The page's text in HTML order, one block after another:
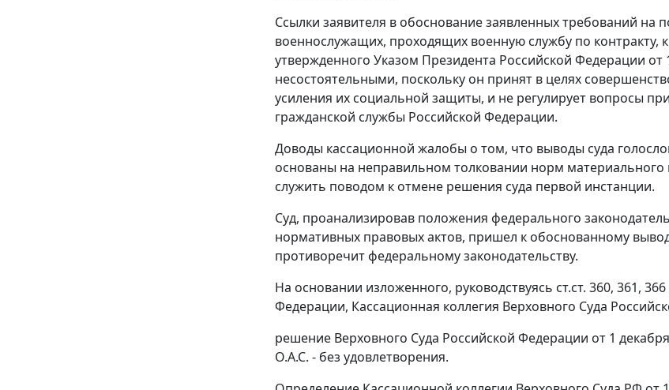
Ссылки заявителя в обоснование заявленных требований на
военнослужащих, проходящих военную службу по
утвержденного Указом Президента Российской Федерации от
несостоятельными, поскольку он принят в целях
усиления их социальной защиты, и не регулирует вопросы
гражданской службы Российской Федерации.
Доводы кассационной жалобы о том, что выводы суда
основаны на неправильном толковании норм
служить поводом к отмене решения суда первой инстанции.
Суд, проанализировав положения федерального
нормативных правовых актов, пришел к обоснованному
противоречит федеральному законодательству.
На основании изложенного, руководствуясь ст.ст. 360, 361,
Федерации, Кассационная коллегия Верховного Суда
решение Верховного Суда Российской Федерации от 1
О.А.С. - без удовлетворения.